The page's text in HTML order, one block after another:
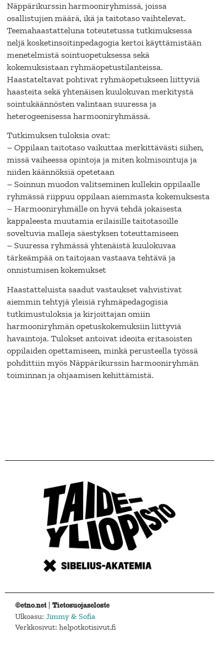
Näppärikurssin harmooniryhmissä, joissa
osallistujien määrä, ikä ja taitotaso vaihtelevat.
Teemahaastatteluna toteutetussa tutkimuksessa
neljä kosketinsoitinpedagogia kertoi käyttämistään
menetelmistä sointuopetuksessa sekä
kokemuksistaan ryhmäopetustilanteissa.
Haastateltavat pohtivat ryhmäopetukseen liittyviä
haasteita sekä yhtenäisen kuulokuvan merkitystä
sointukäännösten valintaan suuressa ja
heterogeenisessa harmooniryhmässä.
Tutkimuksen tuloksia ovat:
– Oppilaan taitotaso vaikuttaa merkittävästi siihen,
missä vaiheessa opintoja ja miten kolmisointuja ja
niiden käännöksiä opetetaan
– Soinnun muodon valitseminen kullekin oppilaalle
ryhmässä riippuu oppilaan aiemmasta kokemuksesta
– Harmooniryhmälle on hyvä tehdä jokaisesta
kappaleesta muutamia erilaisille taitotasoille
soveltuvia malleja säestyksen toteuttamiseen
– Suuressa ryhmässä yhtenäistä kuulokuvaa
tärkeämpää on taitojaan vastaava tehtävä ja
onnistumisen kokemukset
Haastatteluista saadut vastaukset vahvistivat
aiemmin tehtyjä yleisiä ryhmäpedagogisia
tutkimustuloksia ja kirjoittajan omiin
harmooniryhmän opetuskokemuksiin liittyviä
havaintoja. Tulokset antoivat ideoita eritasoisten
oppilaiden opettamiseen, minkä perusteella työssä
pohdittiin myös Näppärikurssin harmooniryhmän
toiminnan ja ohjaamisen kehittämistä.
©etno.net |Tietosuojaseloste
Ulkoasu:Jimmy & Sofia
Verkkosivut: helpotkotisivut.fi